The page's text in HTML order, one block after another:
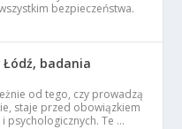
bezpieczeństwa.
badania
od tego, czy prowadzą
staje przed obowiązkiem
psychologicznych. Te …